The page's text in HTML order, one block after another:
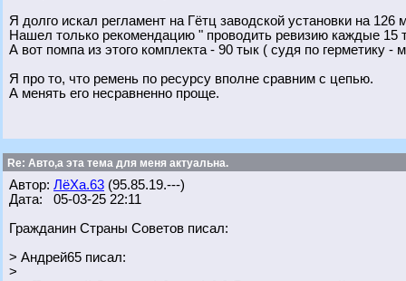
Я долго искал регламент на Гётц заводской установки на 126
Нашел только рекомендацию " проводить ревизию каждые 15
А вот помпа из этого комплекта - 90 тык ( судя по герметику -
Я про то, что ремень по ресурсу вполне сравним с цепью.
А менять его несравненно проще.
Re: Авто,а эта тема для меня актуальна.
Автор: ЛёХа.63 (95.85.19.---)
Дата: 05-03-25 22:11
Гражданин Страны Советов писал:
> Андрей65 писал:
>